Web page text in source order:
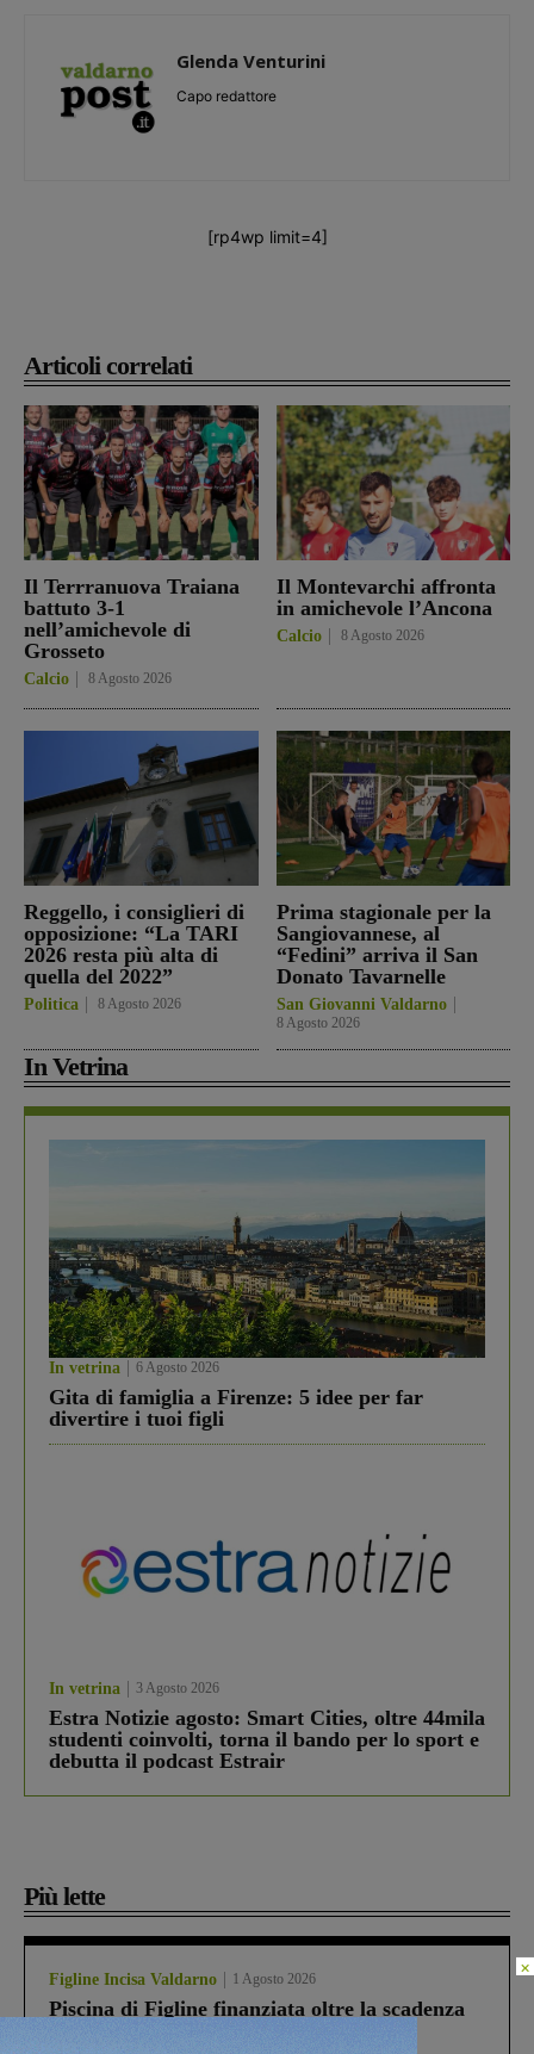
Articoli correlati
Il Terrranuova Traiana
battuto 3-1
nell’amichevole di
Grosseto
Calcio 8 Agosto 2026
Il Montevarchi affronta
in amichevole l’Ancona
Calcio 8 Agosto 2026
Reggello, i consiglieri di
opposizione: “La TARI
2026 resta più alta di
quella del 2022”
Politica 8 Agosto 2026
Prima stagionale per la
Sangiovannese, al
“Fedini” arriva il San
Donato Tavarnelle
San Giovanni Valdarno
8 Agosto 2026
In Vetrina
In vetrina 6 Agosto 2026
Gita di famiglia a Firenze: 5 idee per far
divertire i tuoi figli
In vetrina 3 Agosto 2026
Estra Notizie agosto: Smart Cities, oltre 44mila
studenti coinvolti, torna il bando per lo sport e
debutta il podcast Estrair
Più lette
Figline Incisa Valdarno 1 Agosto 2026
Piscina di Figline finanziata oltre la scadenza
Glenda Venturini
Capo redattore
[rp4wp limit=4]
×